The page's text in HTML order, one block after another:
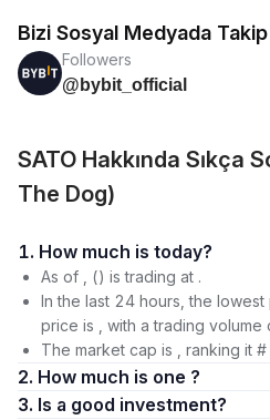
Bizi Sosyal Medyada Takip
Followers
@bybit_official
SATO Hakkında Sıkça
The Dog)
1. How much is today?
As of , () is trading at .
In the last 24 hours, the
price is , with a trading volume
The market cap is , ranking it
2. How much is one ?
3. Is a good investment?